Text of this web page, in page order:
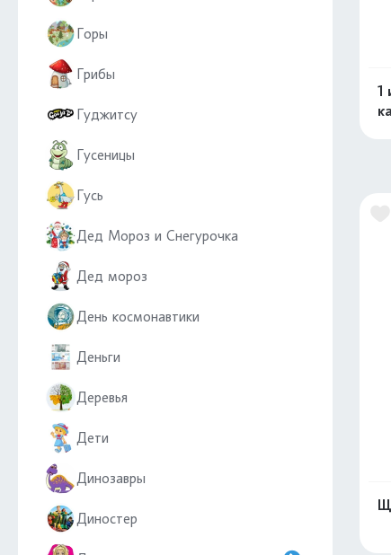
Горы
Грибы
Гуджитсу
Гусеницы
Гусь
Дед Мороз и Снегурочка
Дед мороз
День космонавтики
Деньги
Деревья
Дети
Динозавры
Диностер
1